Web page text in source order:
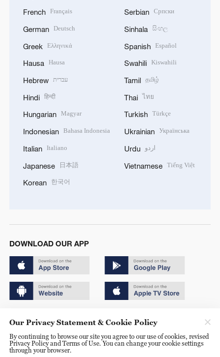
French Français
German Deutsch
Greek Ελληνικά
Hausa Hausa
Hebrew עברית
Hindi हिन्दी
Hungarian Magyar
Indonesian Bahasa Indonesia
Italian Italiano
Japanese 日本語
Korean 한국어
Serbian Српски
Sinhala සිංහල
Spanish Español
Swahili Kiswahili
Tamil தமிழ்
Thai ไทย
Turkish Türkçe
Ukrainian Українська
Urdu اردو
Vietnamese Tiếng Việt
DOWNLOAD OUR APP
京ICP备20000184号
京公网安备 11010502050052号
Our Privacy Statement & Cookie Policy
By continuing to browse our site you agree to our use of cookies, revised
Privacy Policy and Terms of Use. You can change your cookie settings
through your browser.